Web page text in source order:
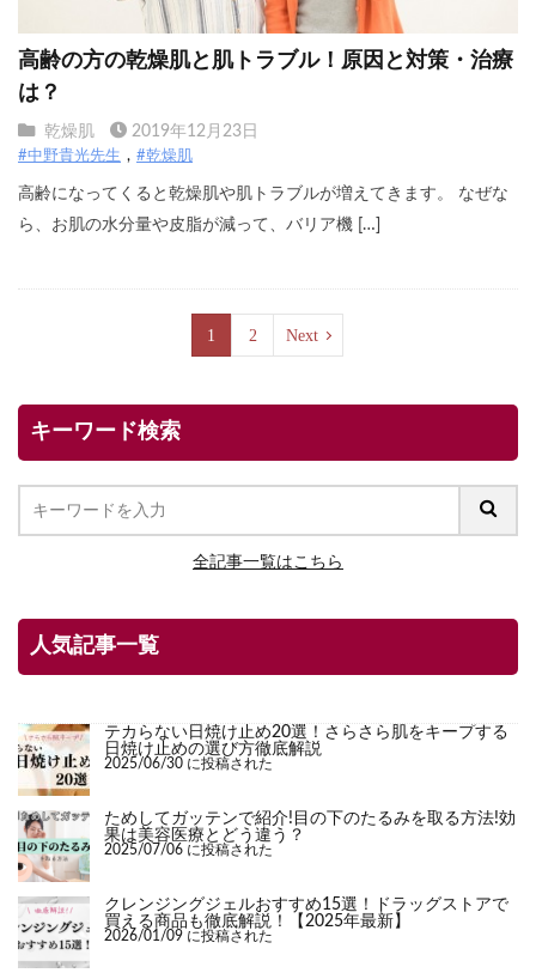
高齢の方の乾燥肌と肌トラブル！原因と対策・治療
は？
乾燥肌 2019年12月23日
#中野貴光先生 #乾燥肌
高齢になってくると乾燥肌や肌トラブルが増えてきます。 なぜな
ら、お肌の水分量や皮脂が減って、バリア機 […]
1 2 Next
キーワード検索
全記事一覧はこちら
人気記事一覧
テカらない日焼け止め20選！さらさら肌をキープする
日焼け止めの選び方徹底解説
2025/06/30 に投稿された
ためしてガッテンで紹介!目の下のたるみを取る方法!効
果は美容医療とどう違う？
2025/07/06 に投稿された
クレンジングジェルおすすめ15選！ドラッグストアで
買える商品も徹底解説！【2025年最新】
2026/01/09 に投稿された